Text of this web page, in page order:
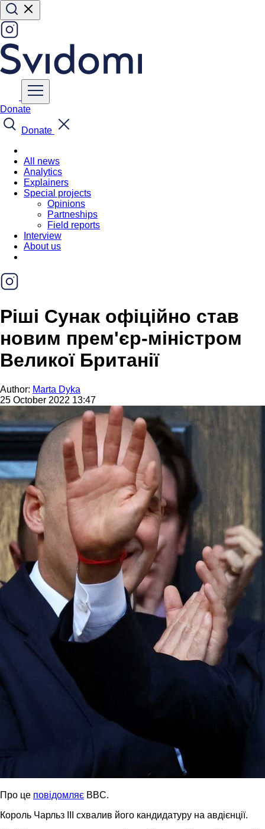
Donate
Donate
All news
Analytics
Explainers
Special projects
Opinions
Partneships
Field reports
Interview
About us
Ріші Сунак офіційно став
новим прем'єр-міністром
Великої Британії
Author: Marta Dyka
25 October 2022 13:47
Про це повідомляє BBC.
Король Чарльз ІІІ схвалив його кандидатуру на авдієнції.